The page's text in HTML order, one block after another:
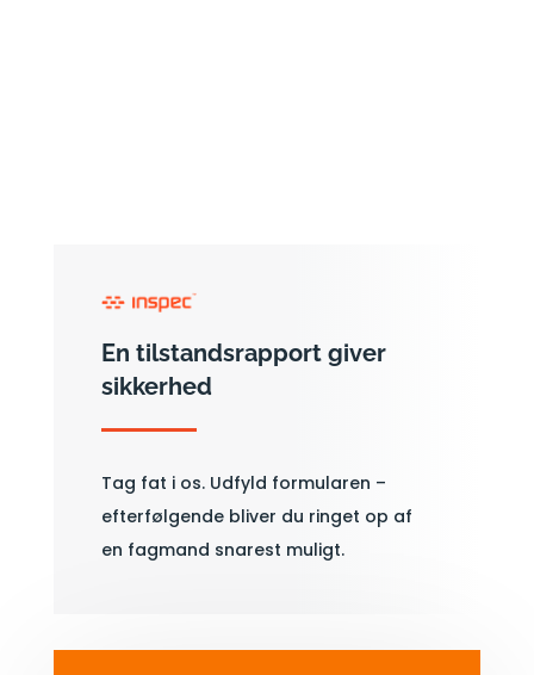
En tilstandsrapport giver
sikkerhed
Tag fat i os. Udfyld formularen –
efterfølgende bliver du ringet op af
en fagmand snarest muligt.